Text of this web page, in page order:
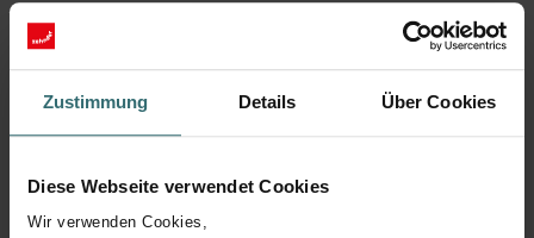
Zustimmung Details Über Cookies
Diese Webseite verwendet Cookies
Wir verwenden Cookies,